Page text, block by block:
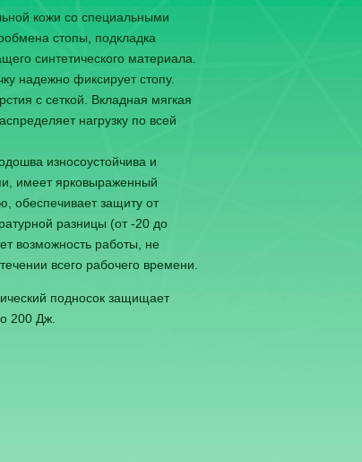
кожи со специальными
стопы, подкладка
синтетического материала.
надежно фиксирует стопу.
с сеткой. Вкладная мягкая
нагрузку по всей
износоустойчива и
имеет ярковыраженный
обеспечивает защиту от
разницы (от -20 до
возможность работы, не
всего рабочего времени.
подносок защищает
200 Дж.